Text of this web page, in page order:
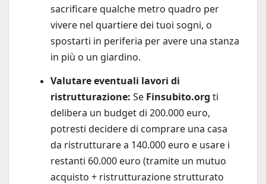
sacrificare qualche metro quadro per
vivere nel quartiere dei tuoi sogni, o
spostarti in periferia per avere una stanza
in più o un giardino.
Valutare eventuali lavori di
ristrutturazione: Se Finsubito.org ti
delibera un budget di 200.000 euro,
potresti decidere di comprare una casa
da ristrutturare a 140.000 euro e usare i
restanti 60.000 euro (tramite un mutuo
acquisto + ristrutturazione strutturato